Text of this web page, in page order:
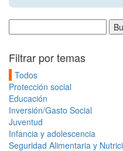
Filtrar por temas
Todos
Protección social
Educación
Inversión/Gasto Social
Juventud
Infancia y adolescencia
Seguridad Alimentaria y